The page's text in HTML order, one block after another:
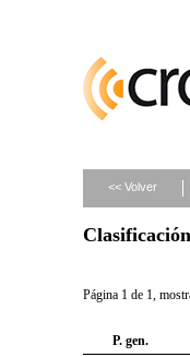
<< Volver
Página 1 de 1,
P. gen.